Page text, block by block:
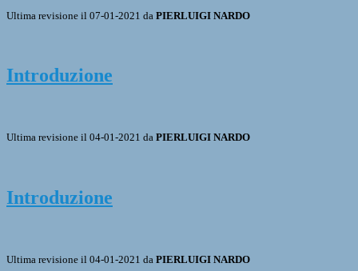
Ultima revisione il 07-01-2021 da PIERLUIGI NARDO
Introduzione
Ultima revisione il 04-01-2021 da PIERLUIGI NARDO
Introduzione
Ultima revisione il 04-01-2021 da PIERLUIGI NARDO